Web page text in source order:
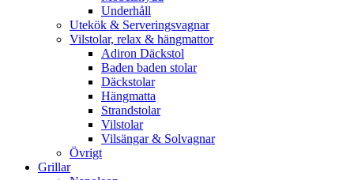
Underhåll
Utekök & Serveringsvagnar
Vilstolar, relax & hängmattor
Adiron Däckstol
Baden baden stolar
Däckstolar
Hängmatta
Strandstolar
Vilstolar
Vilsängar & Solvagnar
Övrigt
Grillar